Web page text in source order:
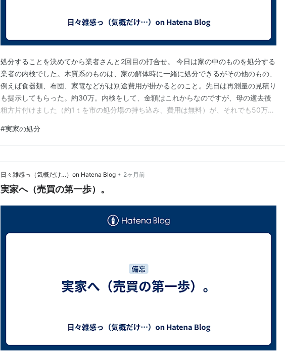
処分することを決めてから業者さんと2回目の打合せ。 今日は家の中のものを処分する
業者の内検でした。木質系のものは、家の解体時に一緒に処分できるがその他のもの、
例えば食器類、布団、家電などがは別途費用が掛かるとのこと。先日は再測量の見積り
も提示してもらった。約30万。内検をして、金額はこれからなのですが、母の逝去後
粗方片付けました（約1ｔを市の処分場の持ち込み、費用は無料）が、それでも50万は
結構高い。解体費用は総額で300万を超えるらしい。 自分としては持ち出しがなくあ
わよくばプラスが出れば御の字と思っているのでまぁ…
#実家の処分
日々雑感っ（気概だけ…）on Hatena Blog • 2ヶ月前
実家へ（売買の第一歩）。